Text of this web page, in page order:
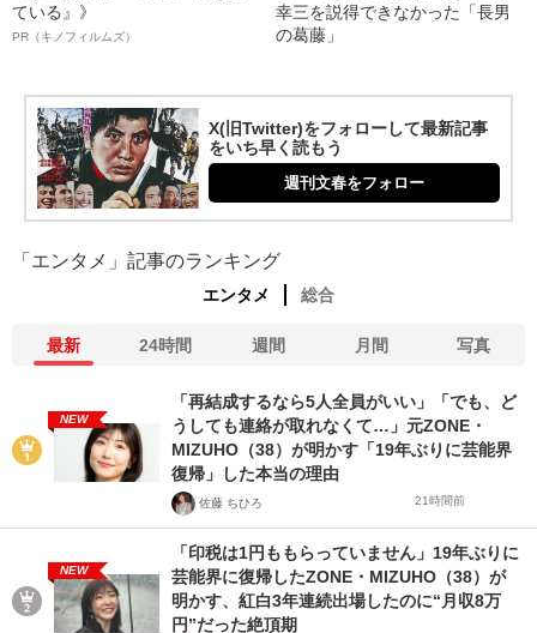
ている』》
PR（キノフィルムズ）
幸三を説得できなかった「長男
の葛藤」
X(旧Twitter)をフォローして最新記事
をいち早く読もう
週刊文春をフォロー
「エンタメ」記事のランキング
エンタメ 総合
最新 24時間 週間 月間 写真
NEW
「再結成するなら5人全員がいい」「でも、ど
うしても連絡が取れなくて…」元ZONE・
MIZUHO（38）が明かす「19年ぶりに芸能界
復帰」した本当の理由
佐藤 ちひろ 21時間前
NEW
「印税は1円ももらっていません」19年ぶりに
芸能界に復帰したZONE・MIZUHO（38）が
明かす、紅白3年連続出場したのに“月収8万
円”だった絶頂期